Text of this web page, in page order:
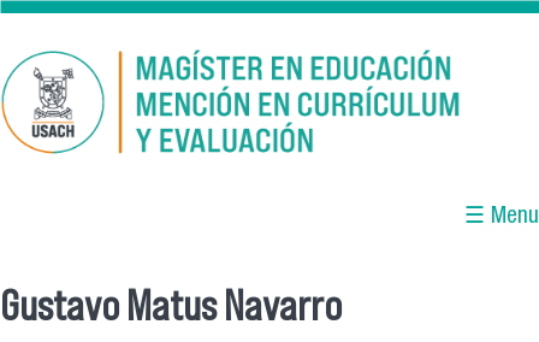
Pasar al contenido principal
☰ Menu
Gustavo Matus Navarro